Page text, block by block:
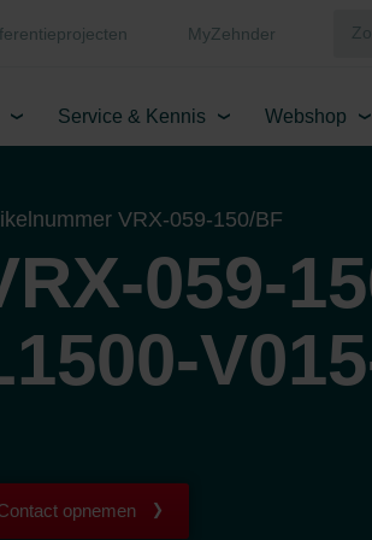
MyZehnder
Service & Kennis Webshop
VRX-059-150/BF
059-
opnemen